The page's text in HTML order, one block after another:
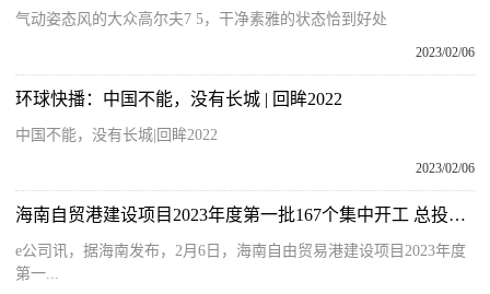
气动姿态风的大众高尔夫7 5，干净素雅的状态恰到好处
2023/02/06
环球快播：中国不能，没有长城 | 回眸2022
中国不能，没有长城|回眸2022
2023/02/06
海南自贸港建设项目2023年度第一批167个集中开工 总投资597亿元
e公司讯，据海南发布，2月6日，海南自由贸易港建设项目2023年度
第一...